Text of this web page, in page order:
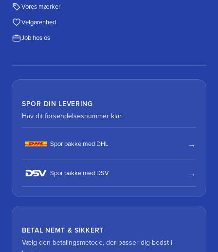
Vores mærker
Velgørenhed
Job hos os
SPOR DIN LEVERING
Hav dit forsendelsesnummer klar.
Spor pakke med DHL
Spor pakke med DSV
BETAL NEMT & SIKKERT
Vælg den betalingsmetode, der passer dig bedst i